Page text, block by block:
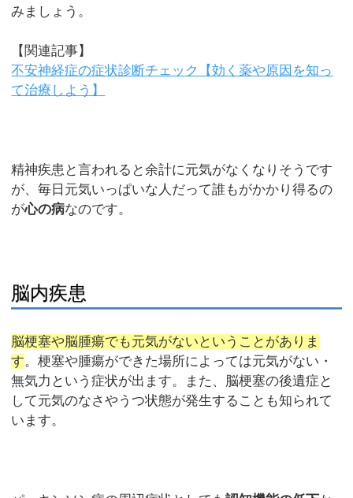
みましょう。
【関連記事】
不安神経症の症状診断チェック【効く薬や原因を知っ
て治療しよう】
精神疾患と言われると余計に元気がなくなりそうです
が、毎日元気いっぱいな人だって誰もがかかり得るの
が心の病なのです。
脳内疾患
脳梗塞や脳腫瘍でも元気がないということがありま
す。梗塞や腫瘍ができた場所によっては元気がない・
無気力という症状が出ます。また、脳梗塞の後遺症と
して元気のなさやうつ状態が発生することも知られて
います。